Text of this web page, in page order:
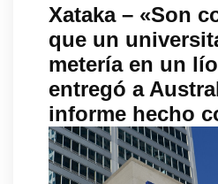
Xataka – «Son
que un
metería en un
entregó a
informe hecho